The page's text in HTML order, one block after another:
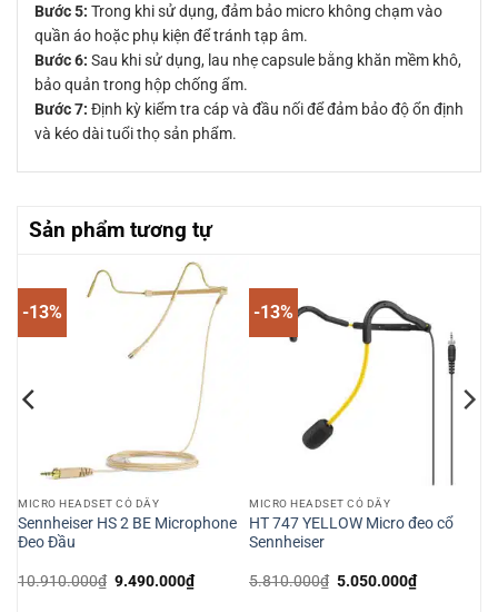
Bước 5: Trong khi sử dụng, đảm bảo micro không chạm vào
quần áo hoặc phụ kiện để tránh tạp âm.
Bước 6: Sau khi sử dụng, lau nhẹ capsule bằng khăn mềm khô,
bảo quản trong hộp chống ẩm.
Bước 7: Định kỳ kiểm tra cáp và đầu nối để đảm bảo độ ổn định
và kéo dài tuổi thọ sản phẩm.
Sản phẩm tương tự
-13%
MICRO HEADSET CÓ DÂY
Sennheiser HS 2 BE Microphone
Đeo Đầu
10.910.000₫ Giá
9.490.000₫Giá
hiện
-13%
MICRO HEADSET CÓ DÂY
HT 747 YELLOW Micro đeo cổ
Sennheiser
5.810.000₫ Giá
5.050.000₫Giá
hiện